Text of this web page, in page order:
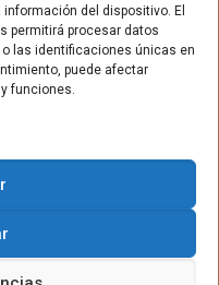
del dispositivo. El
permitirá procesar datos
las identificaciones únicas en
puede afectar
funciones.
Todos los derechos